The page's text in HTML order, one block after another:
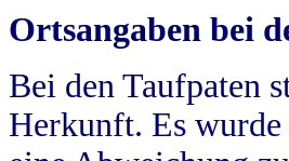
Ortsangaben bei
Bei den Taufpaten
Herkunft. Es wurde